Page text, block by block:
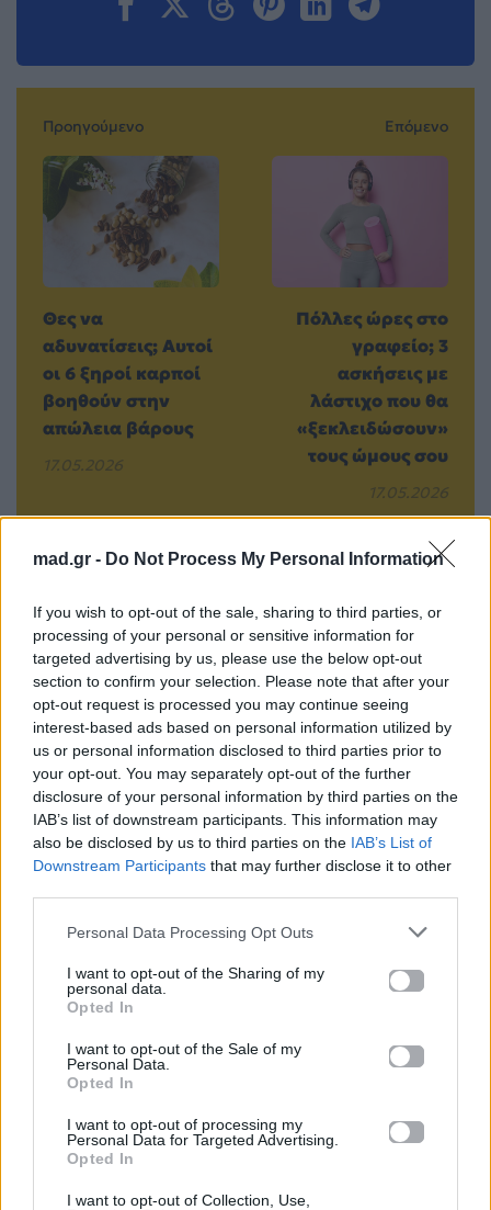
mad.gr - Do Not Process My Personal Information
If you wish to opt-out of the sale, sharing to third parties, or
processing of your personal or sensitive information for
targeted advertising by us, please use the below opt-out
section to confirm your selection. Please note that after your
opt-out request is processed you may continue seeing
interest-based ads based on personal information utilized by
us or personal information disclosed to third parties prior to
your opt-out. You may separately opt-out of the further
disclosure of your personal information by third parties on the
IAB’s list of downstream participants. This information may
also be disclosed by us to third parties on the IAB’s List of
Downstream Participants that may further disclose it to other
Personal Data Processing Opt Outs
I want to opt-out of the Sharing of my
personal data.
Opted In
I want to opt-out of the Sale of my
Personal Data.
Opted In
I want to opt-out of processing my
Personal Data for Targeted Advertising.
Opted In
I want to opt-out of Collection, Use,
Προηγούμενο
Θες να
αδυνατίσεις; Αυτοί
οι 6 ξηροί καρποί
βοηθούν στην
απώλεια βάρους
17.05.2026
Επόμενο
Πόλλες ώρες στο
γραφείο; 3
ασκήσεις με
λάστιχο που θα
«ξεκλειδώσουν»
τους ώμους σου
17.05.2026
Βιογραφικά
Ελλήνων
Καλλιτεχνών
με πληροφορίες για
δισκογραφία, πορεία
και σημαντικές στιγμές
τους στην ελληνική
μουσική σκηνή
Δες επίσης
Μουσικά Νέα
Το 18 μέτρων ρομπότ
του Robbie Williams
έγινε το πιο παράξενο
αξιοθέατο της Αγγλίας
Sam Smith:
Επιστρέφει με το νέο
«When he’s gone»